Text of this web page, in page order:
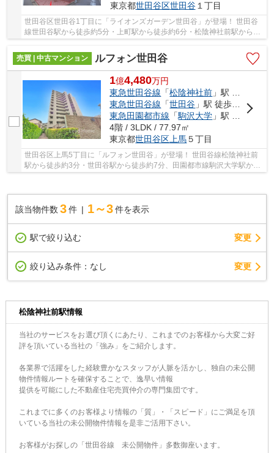
東京都世田谷区世田谷１丁目
世田谷区世田谷1丁目に「ライオンズガーデン世田谷」が登場！ 世田谷
線世田谷駅から徒歩約5分・上町駅から徒歩約6分・松陰神社前駅から徒
売買 | 中古マンション
ルフォン世田谷
1億4,480万円
東急世田谷線 「松陰神社前 」駅 徒歩3分
東急世田谷線 「世田谷 」駅 徒歩7分
東急田園都市線 「駒沢大学 」駅 徒歩16分
4階 / 3LDK / 77.97㎡
東京都世田谷区 上馬５丁目
世田谷区上馬5丁目に「ルフォン世田谷」が登場！ 世田谷線松陰神社前
駅から徒歩約3分・世田谷駅から徒歩約7分、田園都市線駒沢大学駅から
該当物件数 3件 1～3 件を表示
駅で絞り込む 変更
絞り込み条件： なし 変更
松陰神社前駅情報
当社のサービスをお選び頂くにあたり、これまでのお客様から大変ご好
評を頂いている当社の「強み」をご紹介します。
各業界で活躍をした経験豊かなスタッフが人脈を活かし、独自の未公開
物件情報ルートを確保することで、逸早い情報
提供を可能にした不動産住宅売買仲介の専門集団です。
これまでに多くのお客様より情報の「質」・「スピード」にご満足を頂
いている当社の未公開物件情報を是非ご活用下さい。
お客様がお探しの「世田谷線 未公開物件」多数御座います。